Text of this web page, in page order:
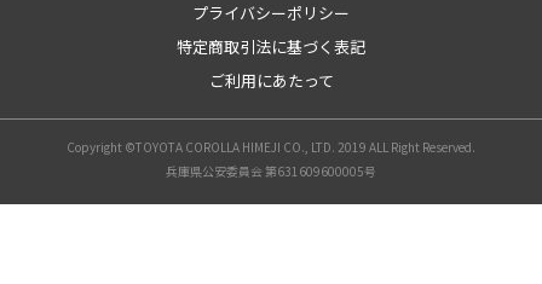
プライバシーポリシー
特定商取引法に基づく表記
ご利用にあたって
Copyright ©TOYOTA COROLLA HIMEJI CO., LTD. 2019 ALL Right Reserved.
兵庫県公安委員会 第631609600005号